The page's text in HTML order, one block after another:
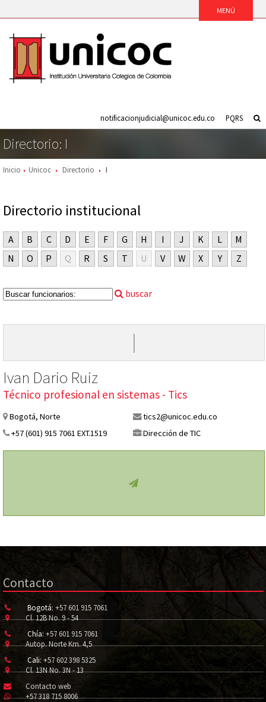
PQRS
notificacionjudicial@unicoc.edu.co
Directorio: I
Inicio Unicoc Directorio I
Directorio institucional
A B C D E F G H I J K L
M
N
O P Q R S T U V W X Y Z
buscar
I
Ivan Dario Ruiz
Técnico profesional en sistemas - Tics
Bogotá, Norte
tics2@unicoc.edu.co
+57 (601) 915 7061 EXT.1519
Dirección de TIC
Contacto
Bogotá: +57 601 915 7061
Cl. 12B No. 9 - 54
Chía: +57 601 915 7061
Autop. Norte Km. 4,5
Cali: +57 602 398 5325
Cl. 13N No. 3N - 13
Contacto web
+57 318 715 8006